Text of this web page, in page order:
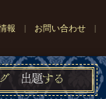
報 | お問い合わせ |